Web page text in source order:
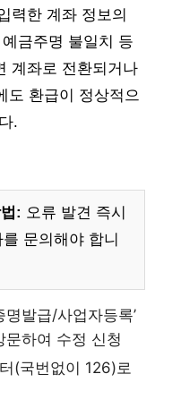
력한 계좌 정보의
금주명 불일치 등
계좌로 전환되거나
도 환급이 정상적으
.
: 오류 발견 즉시
문의해야 합니
명발급/사업자등록’
문하여 수정 신청
(국번없이 126)로